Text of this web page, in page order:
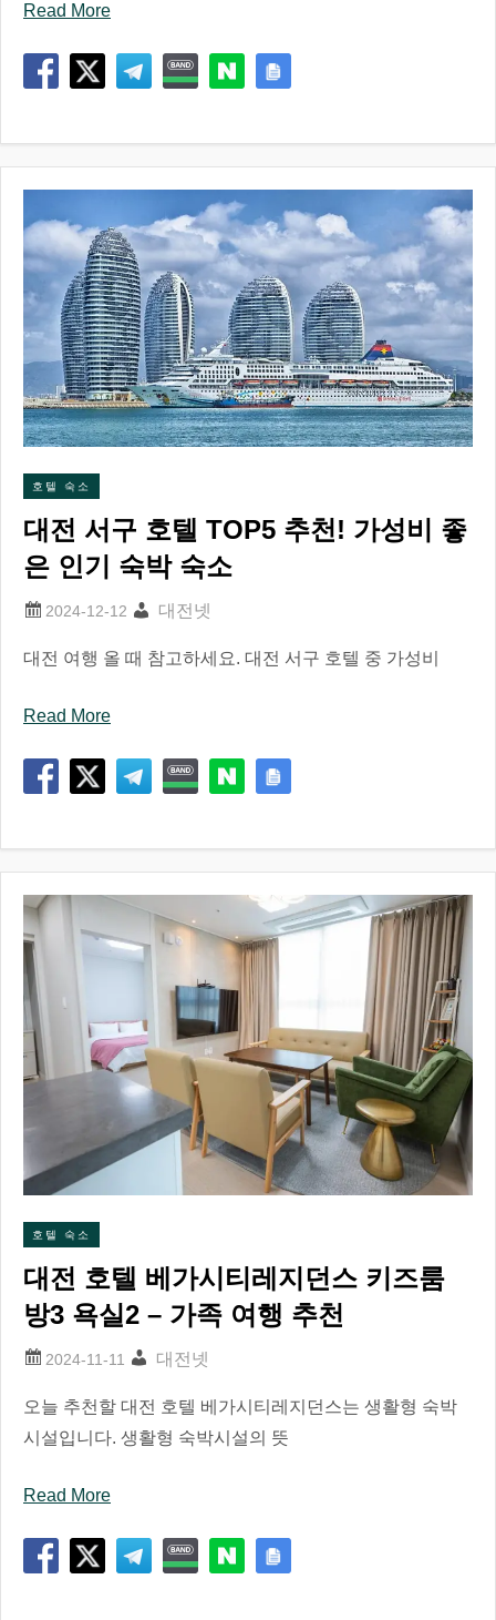
Read More
호텔 숙소
대전 서구 호텔 TOP5 추천! 가성비 좋
은 인기 숙박 숙소
대전넷
대전 여행 올 때 참고하세요. 대전 서구 호텔 중 가성비
Read More
호텔 숙소
대전 호텔 베가시티레지던스 키즈룸
방3 욕실2 – 가족 여행 추천
대전넷
오늘 추천할 대전 호텔 베가시티레지던스는 생활형 숙박
시설입니다. 생활형 숙박시설의 뜻
Read More